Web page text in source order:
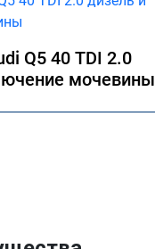
Q5 40 TDI 2.0
мочевины